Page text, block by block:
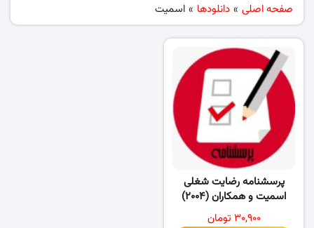
صفحه اصلی » دانلودها » اسمیت
پرسشنامه رضایت شغلی
اسمیت و همکاران (۲۰۰۴)
۳۰,۹۰۰ تومان